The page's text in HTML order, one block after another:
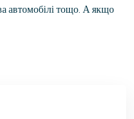
автомобілі тощо. А якщо